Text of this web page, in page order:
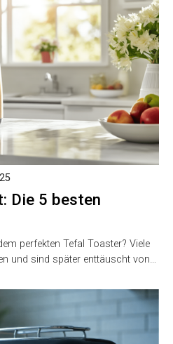
Die 5 besten
perfekten Tefal Toaster? Viele
und sind später enttäuscht von…